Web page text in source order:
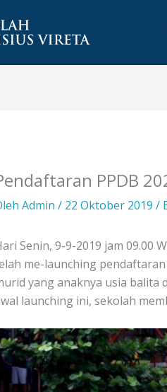
PPDB
Admin / 22 Oktober 2019 /
Senin, 9-9-2019 jam 09.00
me-launching
yang anaknya usia balita
launching ini, sekolah